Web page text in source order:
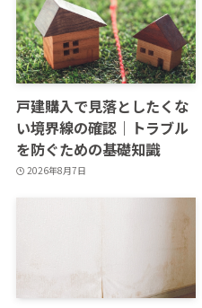
戸建購入で見落としたくな
い境界線の確認｜トラブル
を防ぐための基礎知識
2026年8月7日